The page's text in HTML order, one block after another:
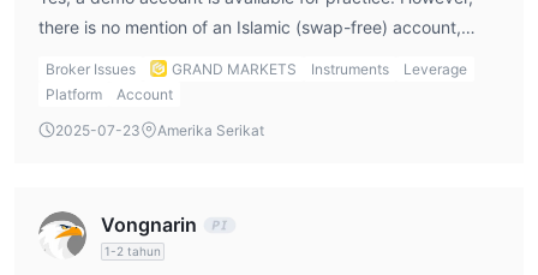
there is no mention of an Islamic (swap-free) account,
meaning the platform may not accommodate religious-
based trading preferences.
Broker Issues GRAND MARKETS Instruments
Leverage
Platform
Account
2025-07-23
Amerika Serikat
Vongnarin
1-2 tahun